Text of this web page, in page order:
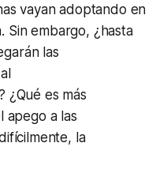
vayan adoptando en
Sin embargo, ¿hasta
las
¿Qué es más
apego a las
la